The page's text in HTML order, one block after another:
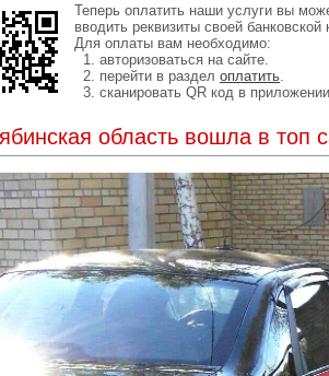
Теперь оплатить наши услуги вы
вводить реквизиты своей банковской
Для оплаты вам необходимо:
1. авторизоваться на сайте.
2. перейти в раздел оплатить
3. сканировать QR код в
область вошла в топ